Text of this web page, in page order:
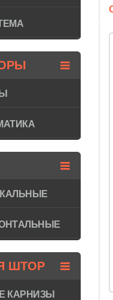
ШТОР
КАРНИЗЫ